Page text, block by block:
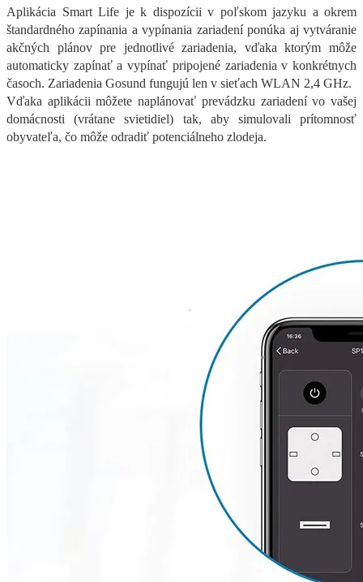
Aplikácia Smart Life je k dispozícii v poľskom jazyku a okrem
štandardného zapínania a vypínania zariadení ponúka aj vytváranie
akčných plánov pre jednotlivé zariadenia, vďaka ktorým môže
automaticky zapínať a vypínať pripojené zariadenia v konkrétnych
časoch. Zariadenia Gosund fungujú len v sieťach WLAN 2,4 GHz.
Vďaka aplikácii môžete naplánovať prevádzku zariadení vo vašej
domácnosti (vrátane svietidiel) tak, aby simulovali prítomnosť
obyvateľa, čo môže odradiť potenciálneho zlodeja.